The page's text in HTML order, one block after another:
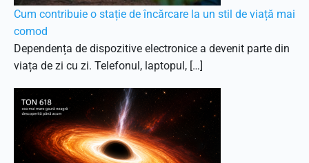
Cum contribuie o stație de încărcare la un stil de viață mai
comod
Dependența de dispozitive electronice a devenit parte din
viața de zi cu zi. Telefonul, laptopul, […]